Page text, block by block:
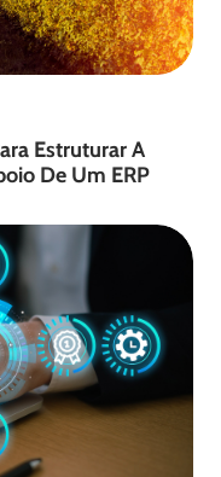
Estruturar A
De Um ERP